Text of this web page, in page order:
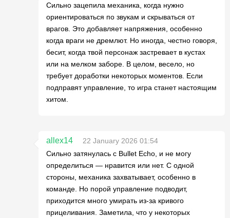
Сильно зацепила механика, когда нужно
ориентироваться по звукам и скрываться от
врагов. Это добавляет напряжения, особенно
когда враги не дремлют. Но иногда, честно говоря,
бесит, когда твой персонаж застревает в кустах
или на мелком заборе. В целом, весело, но
требует доработки некоторых моментов. Если
подправят управление, то игра станет настоящим
хитом.
allex14
22 January 2026 01:54
Сильно затянулась с Bullet Echo, и не могу
определиться — нравится или нет. С одной
стороны, механика захватывает, особенно в
команде. Но порой управление подводит,
приходится много умирать из-за кривого
прицеливания. Заметила, что у некоторых